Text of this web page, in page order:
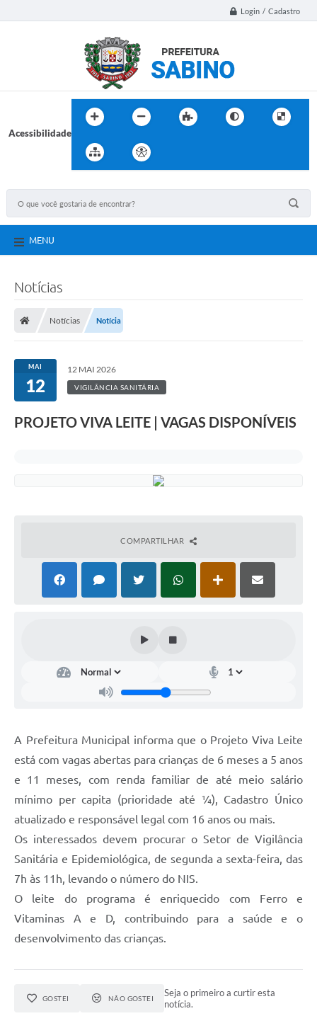
Login / Cadastro
Acessibilidade
MENU
Notícias
Notícias Notícia
MAI
12
12 MAI 2026
VIGILÂNCIA SANITÁRIA
PROJETO VIVA LEITE | VAGAS DISPONÍVEIS
COMPARTILHAR
A Prefeitura Municipal informa que o Projeto Viva Leite
está com vagas abertas para crianças de 6 meses a 5 anos
e 11 meses, com renda familiar de até meio salário
mínimo per capita (prioridade até ¼), Cadastro Único
atualizado e responsável legal com 16 anos ou mais.
Os interessados devem procurar o Setor de Vigilância
Sanitária e Epidemiológica, de segunda a sexta-feira, das
7h às 11h, levando o número do NIS.
O leite do programa é enriquecido com Ferro e
Vitaminas A e D, contribuindo para a saúde e o
desenvolvimento das crianças.
GOSTEI NÃO GOSTEI
Seja o primeiro a curtir esta
notícia.